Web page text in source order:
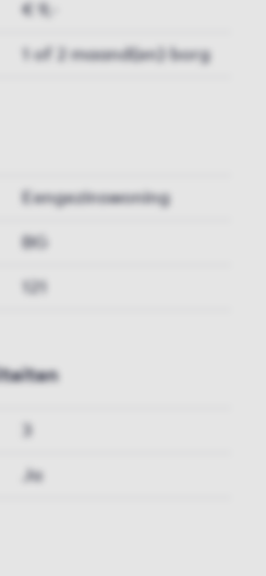
€ 9,-
1 of 2 maand(en) borg
Eengezinswoning
BG
Ja